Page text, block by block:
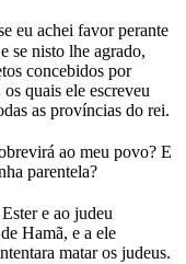
eu achei favor perante
se nisto lhe agrado,
concebidos por
quais ele escreveu
as províncias do rei.
ao meu povo? E
parentela?
e ao judeu
Hamã, e a ele
matar os judeus.